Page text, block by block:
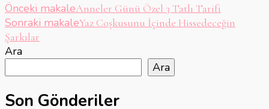
Yazı
dolaşımı
Önceki makaleAnneler Günü Özel 3 Tatlı Tarifi
Sonraki makaleYaz Coşkusunu İçinde Hissedeceğin
Şarkılar
Ara
Ara
Son Gönderiler